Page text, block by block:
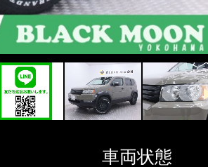
車両状態